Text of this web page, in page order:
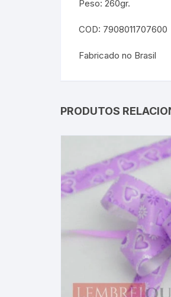
Peso: 260gr.
COD: 7908011707600
Fabricado no Brasil
PRODUTOS